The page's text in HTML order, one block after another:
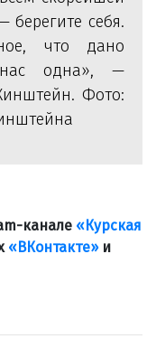
себя.
что дано
одна», —
Фото:
канале «Курская
«ВКонтакте»и